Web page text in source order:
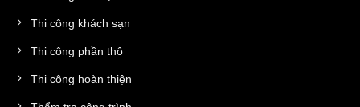
Thi công khách sạn
Thi công phần thô
Thi công hoàn thiện